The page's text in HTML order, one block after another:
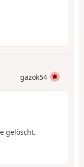
gazok54
gelöscht.